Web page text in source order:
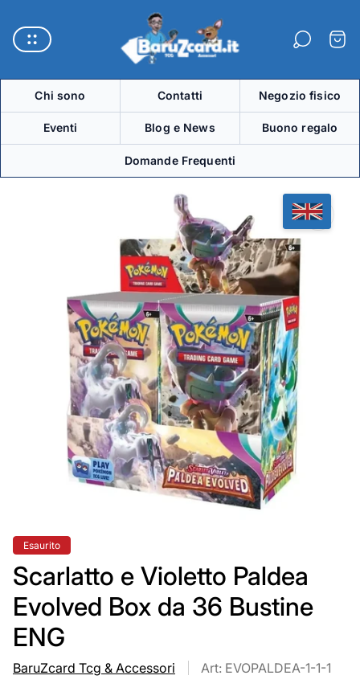
del
negozio"
Chi sono Contatti Negozio fisico
Eventi Blog e News Buono regalo
Domande Frequenti
Etichetta
del
prodotto:
Esaurito
Scarlatto e Violetto Paldea
Evolved Box da 36 Bustine
ENG
BaruZcard Tcg & Accessori Art: EVOPALDEA-1-1-1